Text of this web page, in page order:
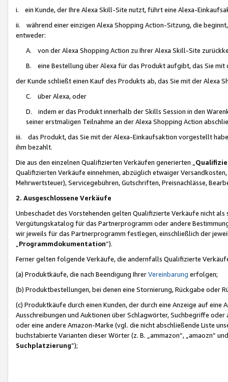
i. ein Kunde, der Ihre Alexa Skill-Site nutzt, führt eine Alexa-
ii. während einer einzigen Alexa Shopping Action-Sitzung, die
entweder:
A. von der Alexa Shopping Action zu Ihrer Alexa Skill-Site
B. eine Bestellung über Alexa für das Produkt aufgibt, das Sie mit
der Kunde schließt einen Kauf des Produkts ab, das Sie mit der Alexa
C. über Alexa, oder
D. indem er das Produkt innerhalb der Skills Session in den
seiner erstmaligen Teilnahme an der Alexa Shopping Action
iii. das Produkt, das Sie mit der Alexa-Einkaufsaktion vorgestellt
ihm bezahlt.
Die aus den einzelnen Qualifizierten Verkäufen generierten „
Qualifizierten Verkäufe einnehmen, abzüglich etwaiger
Mehrwertsteuer), Servicegebühren, Gutschriften, Preisnachlässe,
2. Ausgeschlossene Verkäufe
Unbeschadet des Vorstehenden gelten Qualifizierte Verkäufe nicht
Vergütungskatalog für das Partnerprogramm oder andere
wir jeweils für das Partnerprogramm festlegen, einschließlich der
Programmdokumentation“).
Ferner gelten folgende Verkäufe, die andernfalls Qualifizierte
(a) Produktkäufe, die nach Beendigung IhrerVereinbarung erfolgen;
(b) Produktbestellungen, bei denen eine Stornierung, Rückgabe oder
(c) Produktkäufe durch einen Kunden, der durch eine Anzeige auf
Ausschreibungen und Auktionen über Schlagwörter, Suchbegriffe
oder eine andere Amazon-Marke (vgl. die nicht abschließende Liste
buchstabierte Varianten dieser Wörter (z. B. „ammazon“, „amaozn“
Suchplatzierung”);